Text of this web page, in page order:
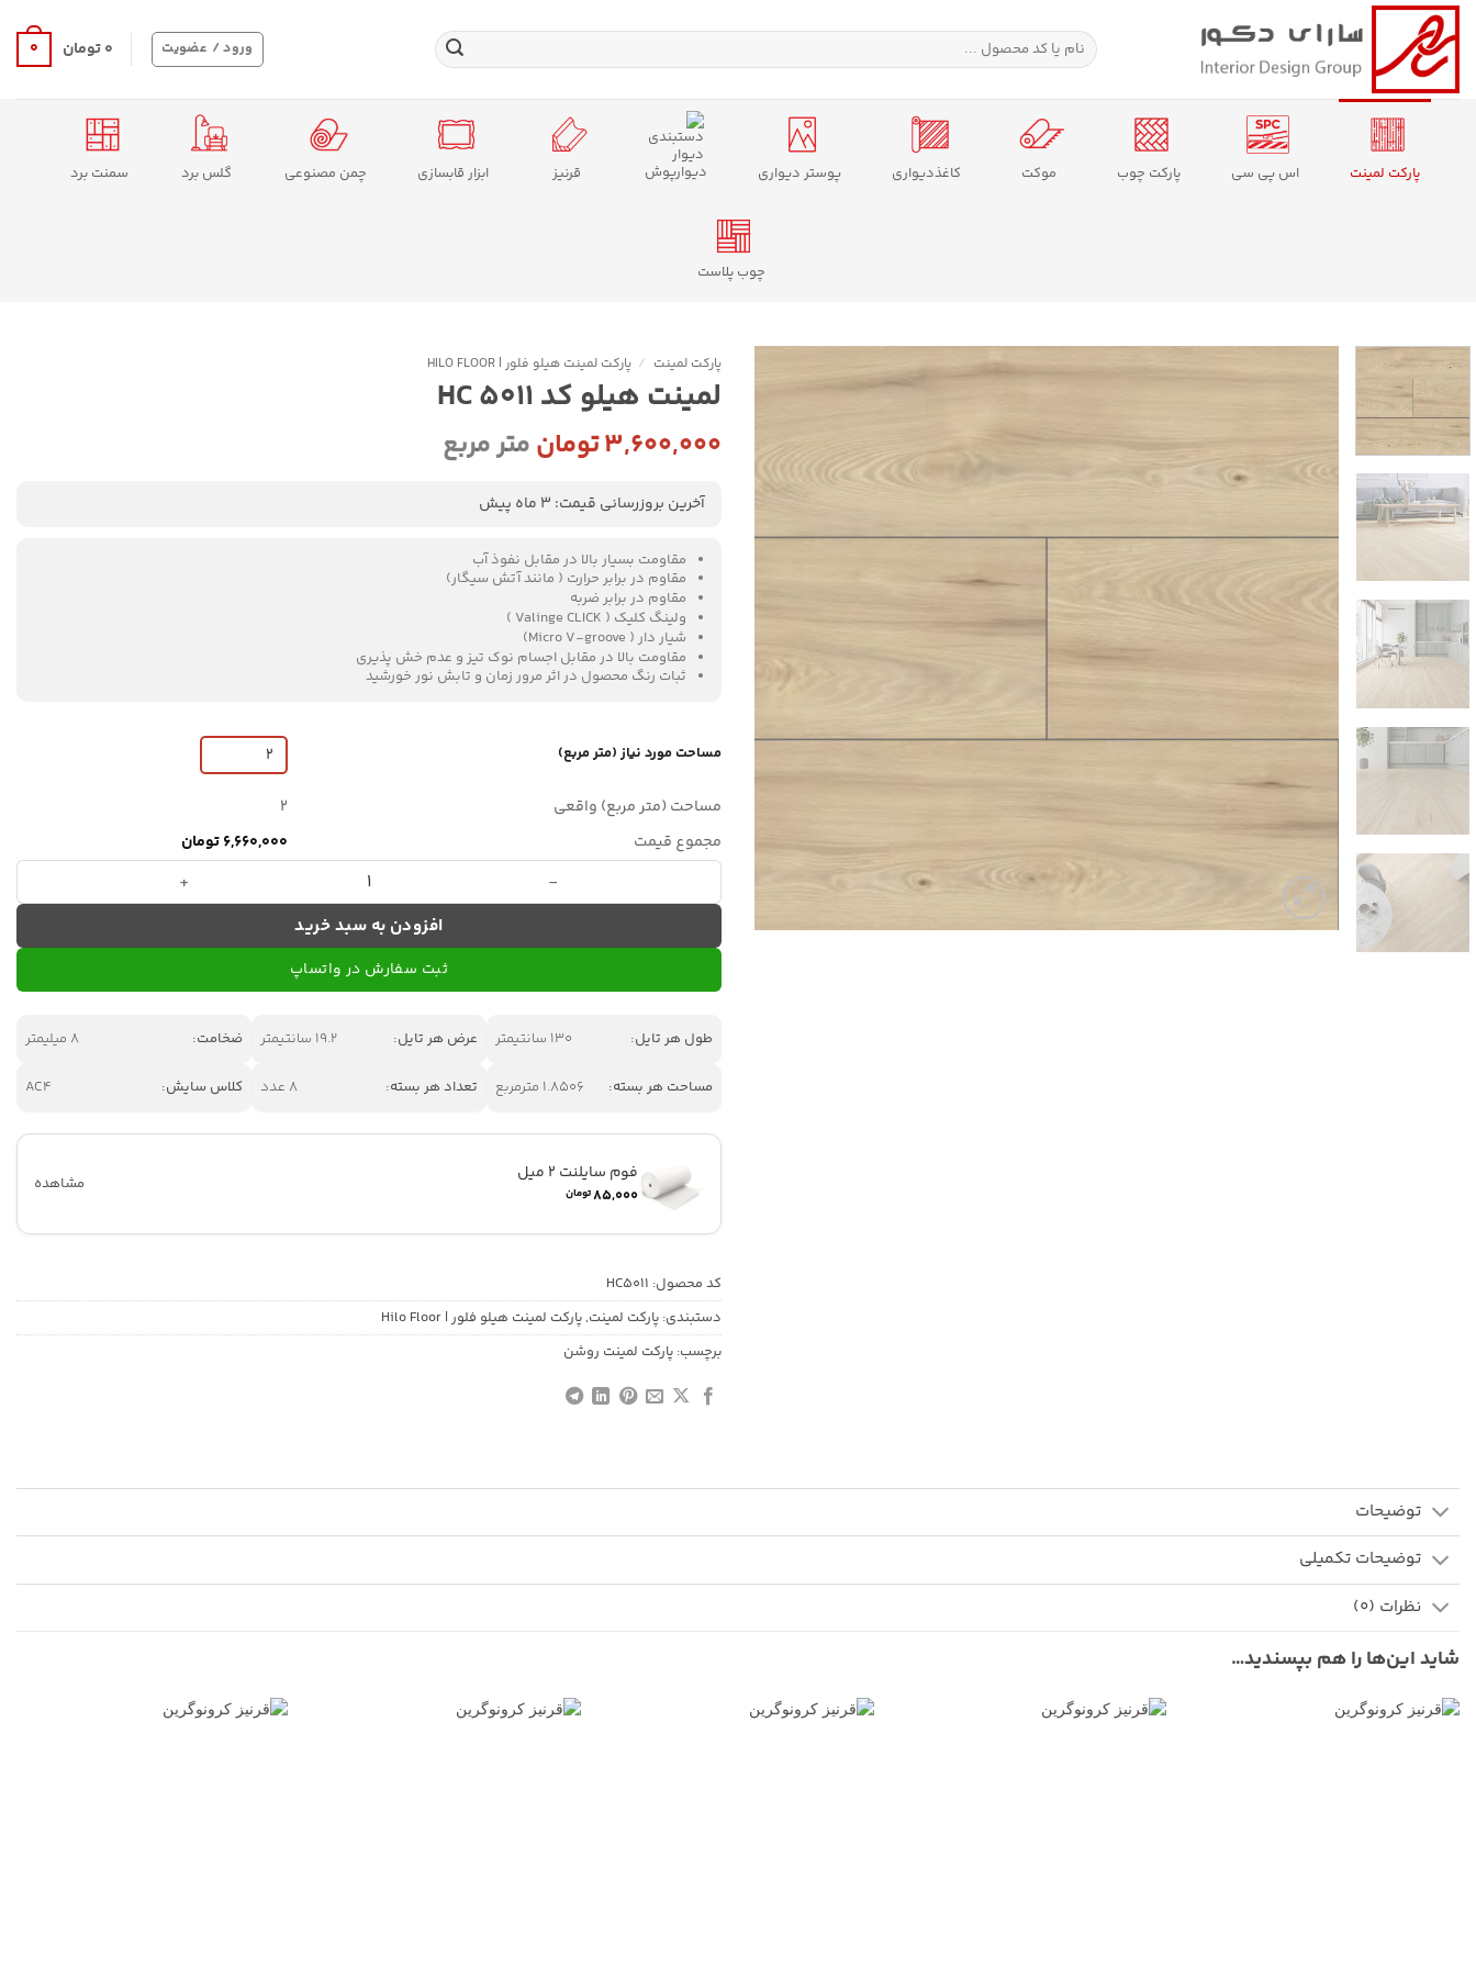
Skip
content
جستجو
برای:
ورود / عضویت ۰تومان 0
پارکت لمینت اس پی سی پارکت چوب موکت کاغذدیواری پوستر دیواری دیوارپوش قرنیز ابزار قابسازی چمن مصنوعی گلس برد سمنت برد
چوب پلاست
پارکت لمینت / پارکت لمینت هیلو فلور | HILO FLOOR
لمینت هیلو کد HC 5011
۳,۶۰۰,۰۰۰تومانمتر مربع
آخرین بروزرسانی قیمت: 3 ماه پیش
مقاومت بسیار بالا در مقابل نفوذ آب
مقاوم در برابر حرارت ( مانند آتش سیگار)
مقاوم در برابر ضربه
ولینگ کلیک ( Valinge CLICK )
شیار دار ( Micro V-groove)
مقاومت بالا در مقابل اجسام نوک تیز و عدم خش پذیری
ثبات رنگ محصول در اثر مرور زمان و تابش نور خورشید
مساحت مورد نیاز (متر مربع)
مساحت (متر مربع) واقعی
2
مجموع قیمت
6,660,000 تومان
لمینت هیلو کد HC 5011 عدد
افزودن به سبد خرید
ثبت سفارش در واتساپ
طول هر تایل: 130 سانتیمتر عرض هر تایل: 19.2 سانتیمتر ضخامت: 8 میلیمتر
مساحت هر بسته: 1.8506 مترمربع تعداد هر بسته: 8 عدد کلاس سایش: AC4
فوم سایلنت 2 میل
۸۵,۰۰۰تومان مشاهده
کد محصول: HC5011
دستبندی: پارکت لمینت,پارکت لمینت هیلو فلور | Hilo Floor
برچسب: پارکت لمینت روشن
توضیحات
توضیحات تکمیلی
نظرات (0)
شاید این‌ها را هم بپسندید…